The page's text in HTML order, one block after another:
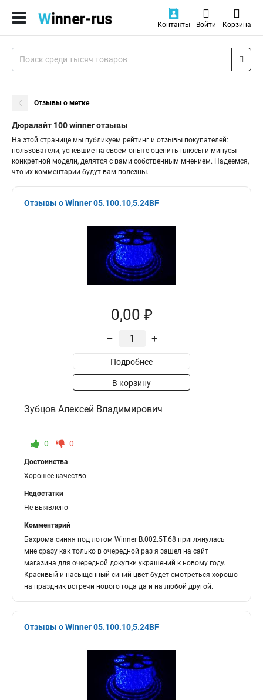
Контакты Войти Корзина
Отзывы о метке
Дюралайт 100 winner отзывы
На этой странице мы публикуем рейтинг и отзывы покупателей:
пользователи, успевшие на своем опыте оценить плюсы и минусы
конкретной модели, делятся с вами собственным мнением. Надеемся,
что их комментарии будут вам полезны.
Отзывы о Winner 05.100.10,5.24BF
0,00 ₽
– +
Подробнее
В корзину
Зубцов Алексей Владимирович
0 0
Достоинства
Хорошее качество
Недостатки
Не выявлено
Комментарий
Бахрома синяя под лотом Winner B.002.5Т.68 приглянулась
мне сразу как только в очередной раз я зашел на сайт
магазина для очередной докупки украшений к новому году.
Красивый и насыщенный синий цвет будет смотреться хорошо
на праздник встречи нового года да и на любой другой.
Отзывы о Winner 05.100.10,5.24BF